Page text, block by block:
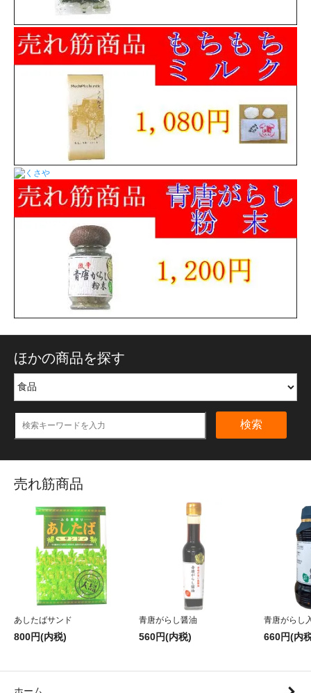
ほかの商品を探す
検索
売れ筋商品
あしたばサンド
800円(内税)
青唐がらし醤油
560円(内税)
青唐がらし
660円(内
ホーム